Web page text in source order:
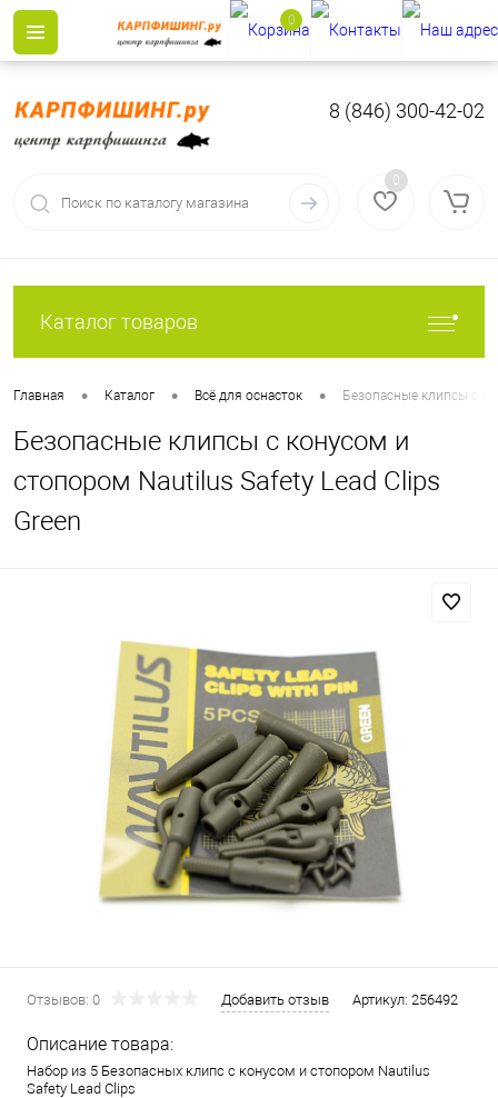
8 (846) 300-42-02
0
Каталог товаров
Главная • Каталог • Всё для оснасток • Безопасные клипсы с
Безопасные клипсы с конусом и
стопором Nautilus Safety Lead Clips
Green
Отзывов: 0 Добавить отзыв Артикул: 256492
Описание товара:
Набор из 5 Безопасных клипс с конусом и стопором Nautilus
Safety Lead Clips
0